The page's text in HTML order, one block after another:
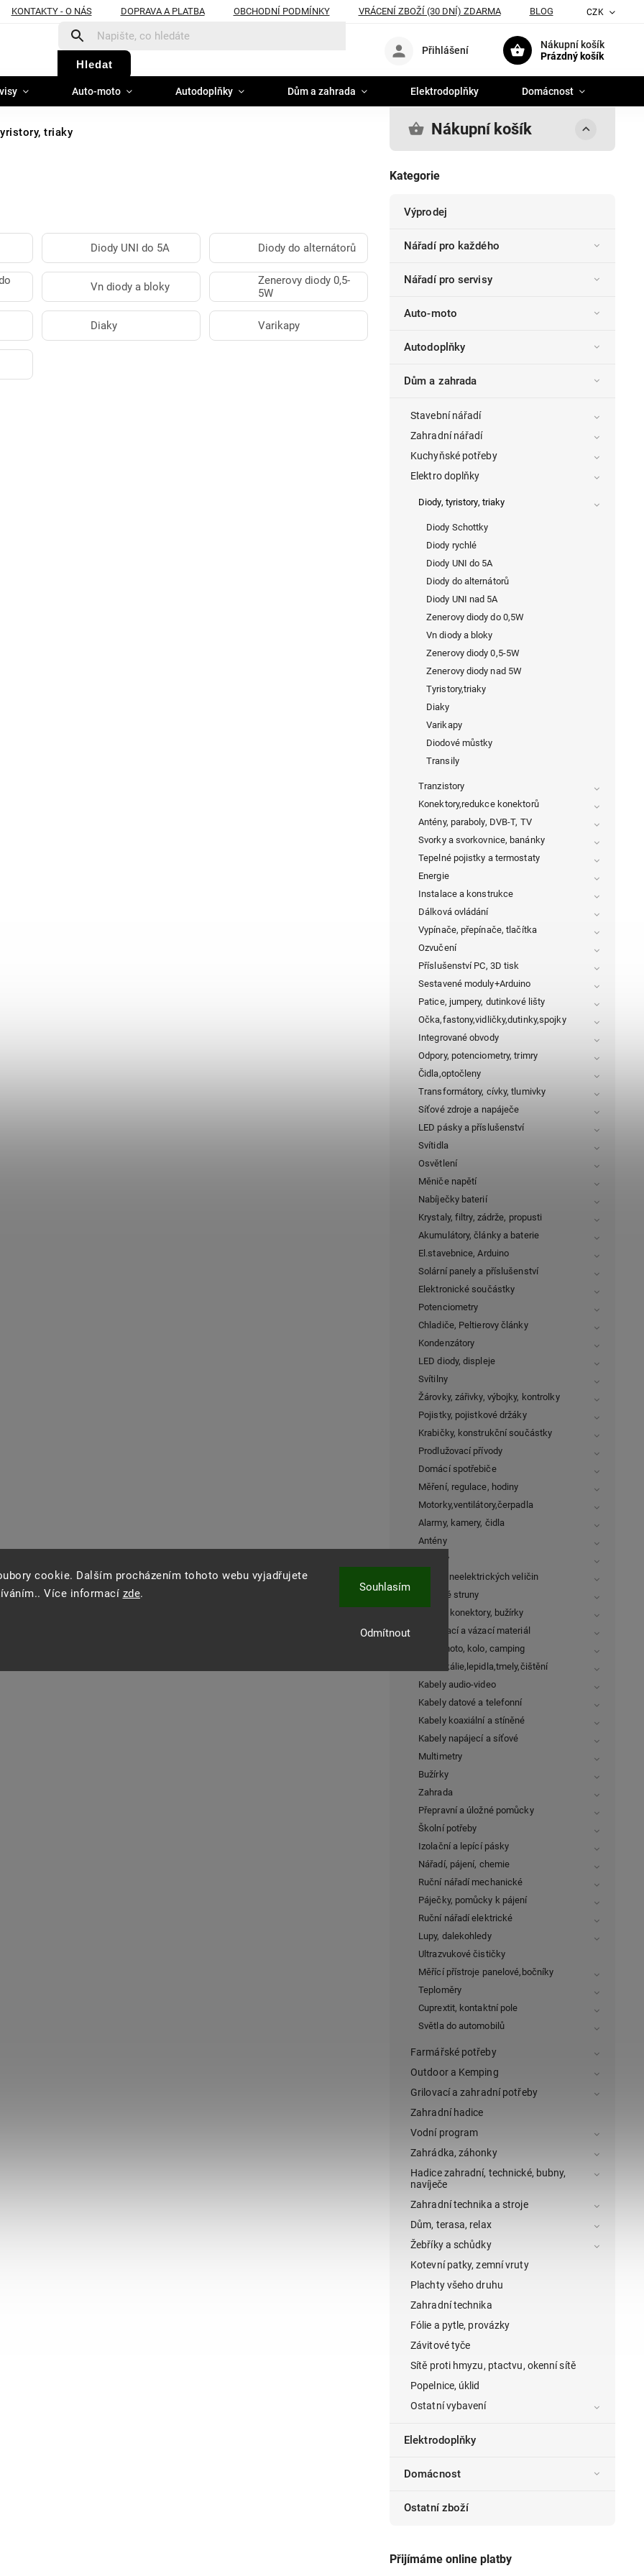
cookie. Dalším procházením tohoto webu vyjadřujete
Více informací zde.
Odmítnout
Souhlasím
KONTAKTY - O NÁS DOPRAVA A PLATBA OBCHODNÍ PODMÍNKY VRÁCENÍ ZBOŽÍ (30 DNÍ) ZDARMA BLOG CZK
Hledat
Nákupní košík
Prázdný košík
Přihlášení
Auto-moto Autodoplňky Dům a zahrada Elektrodoplňky Domácnost
triaky Nákupní košík
Kategorie
Výprodej
Nářadí pro každého
Nářadí pro servisy
Auto-moto
Autodoplňky
Dům a zahrada
Stavební nářadí
Zahradní nářadí
Kuchyňské potřeby
Elektro doplňky
Diody, tyristory, triaky
Diody Schottky
Diody rychlé
Diody UNI do 5A
Diody do alternátorů
Diody UNI nad 5A
Zenerovy diody do 0,5W
Vn diody a bloky
Zenerovy diody 0,5-5W
Zenerovy diody nad 5W
Tyristory,triaky
Diaky
Varikapy
Diodové můstky
Transily
Tranzistory
Konektory,redukce konektorů
Antény, paraboly, DVB-T, TV
Svorky a svorkovnice, banánky
Tepelné pojistky a termostaty
Energie
Instalace a konstrukce
Dálková ovládání
Vypínače, přepínače, tlačítka
Ozvučení
Příslušenství PC, 3D tisk
Sestavené moduly+Arduino
Patice, jumpery, dutinkové lišty
Očka,fastony,vidličky,dutinky,spojky
Integrované obvody
Odpory, potenciometry, trimry
Čidla,optočleny
Transformátory, cívky, tlumivky
Síťové zdroje a napáječe
LED pásky a příslušenství
Svítidla
Osvětlení
Měniče napětí
Nabíječky baterií
Krystaly, filtry, zádrže, propusti
Akumulátory, články a baterie
El.stavebnice, Arduino
Solární panely a příslušenství
Elektronické součástky
Potenciometry
Chladiče, Peltierovy články
Kondenzátory
LED diody, displeje
Svítilny
Žárovky, zářivky, výbojky, kontrolky
Pojistky, pojistkové držáky
Krabičky, konstrukční součástky
Prodlužovací přívody
Domácí spotřebiče
Měření, regulace, hodiny
Motorky,ventilátory,čerpadla
Alarmy, kamery, čidla
Antény
Testery
Měření neelektrických veličin
Tiskové struny
Kabely, konektory, bužírky
Spojovací a vázací materiál
Auto, moto, kolo, camping
Chemikálie,lepidla,tmely,čištění
Kabely audio-video
Kabely datové a telefonní
Kabely koaxiální a stíněné
Kabely napájecí a síťové
Multimetry
Bužírky
Zahrada
Přepravní a úložné pomůcky
Školní potřeby
Izolační a lepící pásky
Nářadí, pájení, chemie
Ruční nářadí mechanické
Páječky, pomůcky k pájení
Ruční nářadí elektrické
Lupy, dalekohledy
Ultrazvukové čističky
Měřící přístroje panelové,bočníky
Teploměry
Cuprextit, kontaktní pole
Světla do automobilů
Farmářské potřeby
Outdoor a Kemping
Grilovací a zahradní potřeby
Zahradní hadice
Vodní program
Zahrádka, záhonky
Hadice zahradní, technické, bubny,
navíječe
Zahradní technika a stroje
Dům, terasa, relax
Žebříky a schůdky
Kotevní patky, zemní vruty
Plachty všeho druhu
Zahradní technika
Fólie a pytle, provázky
Závitové tyče
Sítě proti hmyzu, ptactvu, okenní sítě
Popelnice, úklid
Ostatní vybavení
Elektrodoplňky
Domácnost
Ostatní zboží
Přijímáme online platby
Diody UNI do 5A Diody do alternátorů
Vn diody a bloky
Zenerovy diody 0,5-
5W
Diaky Varikapy